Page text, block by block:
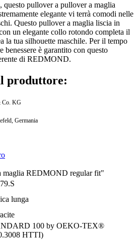
questo pullover a pullover a maglia
elegante vi terrà comodi nelle
Questo pullover a maglia liscia in
un elegante collo rotondo completa il
la tua silhouette maschile. Per il tempo
è garantito con questo
di REDMOND.
produttore:
Co. KG
Germania
maglia REDMOND regular fit"
lunga
100 by OEKO-TEX®
HTTI)